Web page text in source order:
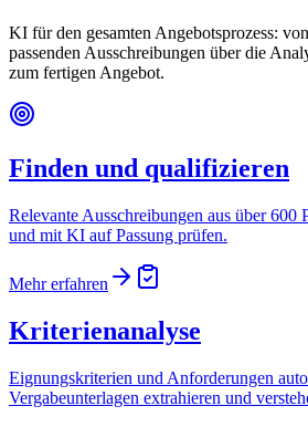
KI für den gesamten Angebotsprozess:
passenden Ausschreibungen über die
zum fertigen Angebot.
Finden und qualifizieren
Relevante Ausschreibungen aus über 600
und mit KI auf Passung prüfen.
Mehr erfahren
Kriterienanalyse
Eignungskriterien und Anforderungen
Vergabeunterlagen extrahieren und